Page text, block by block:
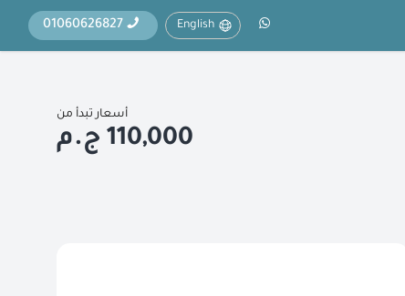
English
01060626827
أسعار تبدأ من
110,000 ج.م